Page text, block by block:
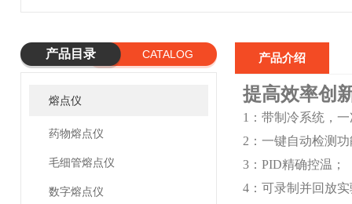
产品目录 CATALOG
熔点仪
药物熔点仪
毛细管熔点仪
数字熔点仪
产品介绍
提高效率创
1：带制冷系统，
2：一键自动检测
3： PID精确控温；
4：可录制并回放